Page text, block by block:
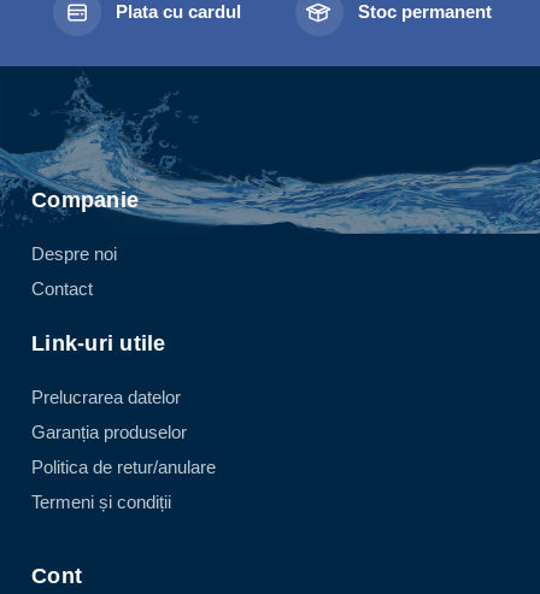
Plata cu cardul Stoc permanent
Companie
Despre noi
Contact
Link-uri utile
Prelucrarea datelor
Garanția produselor
Politica de retur/anulare
Termeni și condiții
Cont